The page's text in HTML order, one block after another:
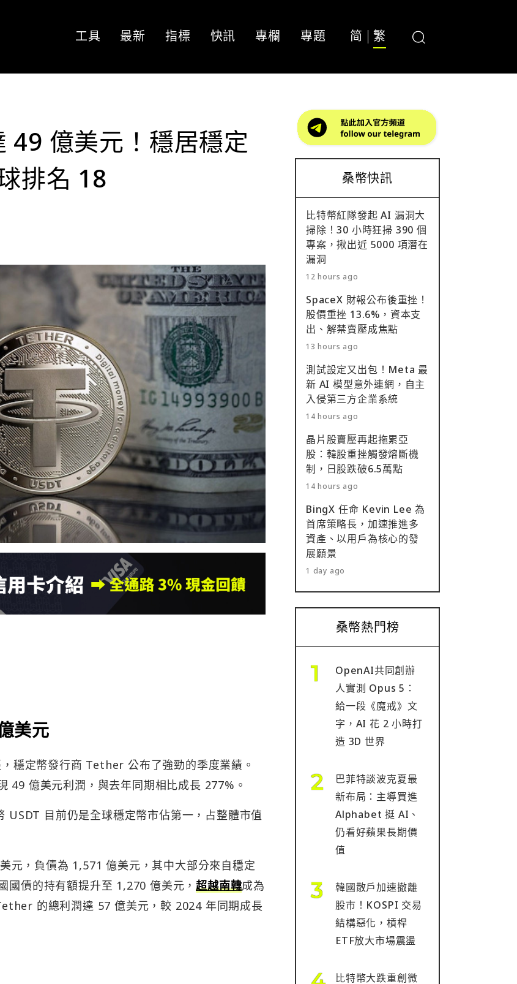
工具 最新 指標 快訊 專欄 專題 简 繁
億美元！穩居穩定
排名 18
美元
穩定幣發行商 Tether 公布了強勁的季度業績。
億美元利潤，與去年同期相比成長 277%。
目前仍是全球穩定幣市佔第一，占整體市值
，負債為 1,571 億美元，其中大部分來自穩定
國債的持有額提升至 1,270 億美元，超越南韓成為
的總利潤達 57 億美元，較 2024 年同期成長
桑幣快訊
比特幣紅隊發起 AI 漏洞大
掃除！30 小時狂掃 390 個
專案，揪出近 5000 項潛在
漏洞
12 hours ago
SpaceX 財報公布後重挫！
股價重挫 13.6%，資本支
出、解禁賣壓成焦點
13 hours ago
測試設定又出包！Meta 最
新 AI 模型意外連網，自主
入侵第三方企業系統
14 hours ago
晶片股賣壓再起拖累亞
股：韓股重挫觸發熔斷機
制，日股跌破6.5萬點
14 hours ago
BingX 任命 Kevin Lee 為
首席策略長，加速推進多
資產、以用戶為核心的發
展願景
1 day ago
桑幣熱門榜
OpenAI共同創辦
人實測 Opus 5：
給一段《魔戒》文
字，AI 花 2 小時打
造 3D 世界
巴菲特談波克夏最
新布局：主導買進
Alphabet 挺 AI、
仍看好蘋果長期價
值
韓國散戶加速撤離
股市！KOSPI 交易
結構惡化，槓桿
ETF放大市場震盪
比特幣大跌重創微